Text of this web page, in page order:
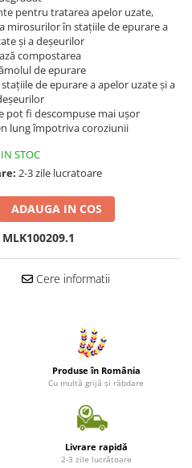
pentru tratarea apelor uzate,
mirosurilor în stațiile de epurare a
și a deșeurilor
compostarea
de epurare
de epurare a apelor uzate și a
pot fi descompuse mai ușor
lung împotriva coroziunii
IN STOC
2-3 zile lucratoare
ADAUGA IN COS
MLK100209.1
Cere informatii
Produse în România
Cu multă grijă și răbdare
Livrare rapidă
2-3 zile lucrătoare